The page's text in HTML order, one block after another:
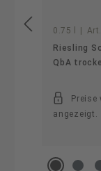
0.75 l
Riesling
QbA
Preise
angezeigt.